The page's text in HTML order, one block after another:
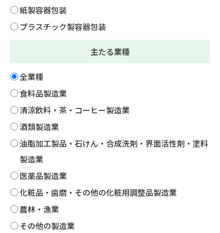
紙製容器包装
プラスチック製容器包装
主たる業種
全業種
食料品製造業
清涼飲料・茶・コーヒー製造業
酒類製造業
油脂加工製品・石けん・合成洗剤・界面活性剤・塗料
製造業
医薬品製造業
化粧品・歯磨・その他の化粧用調整品製造業
農林・漁業
その他の製造業